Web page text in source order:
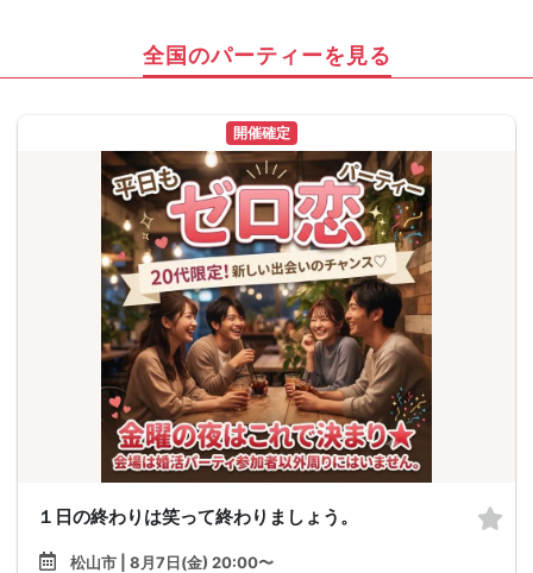
全国のパーティーを見る
開催確定
１日の終わりは笑って終わりましょう。
松山市 | 8月7日(金) 20:00〜